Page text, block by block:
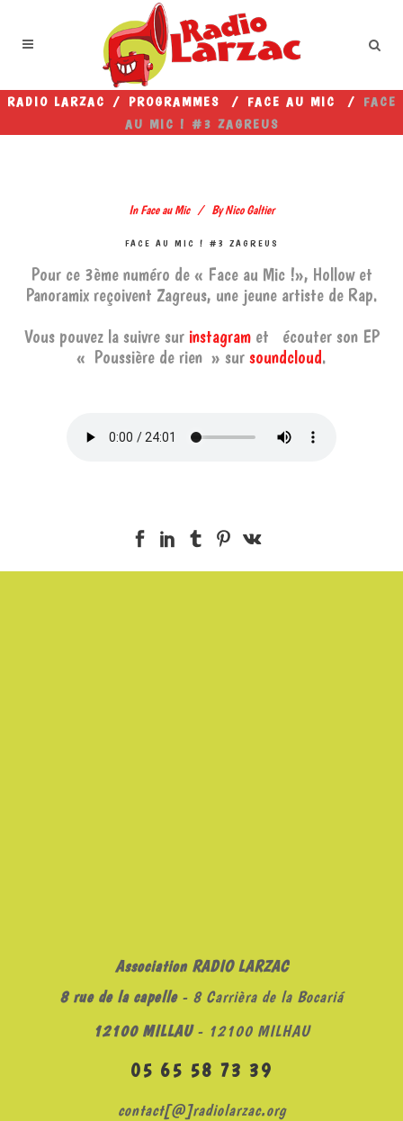
RADIO LARZAC / PROGRAMMES / FACE AU MIC / FACE
AU MIC ! #3 ZAGREUS
In Face au Mic By Nico Galtier
FACE AU MIC ! #3 ZAGREUS
Pour ce 3ème numéro de « Face au Mic !», Hollow et
Panoramix reçoivent Zagreus, une jeune artiste de Rap.
Vous pouvez la suivre sur instagramet écouter son EP
« Poussière de rien » sur soundcloud.
Association RADIO LARZAC
8 rue de la capelle- 8 Carrièra de la Bocariá
12100 MILLAU- 12100 MILHAU
05 65 58 73 39
contact[@]radiolarzac.org